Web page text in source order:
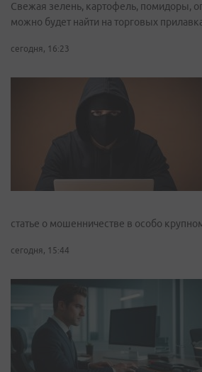
Свежая зелень, картофель, помидоры,
можно будет найти на торговых
сегодня, 16:23
статье о мошенничестве в особо
сегодня, 15:44